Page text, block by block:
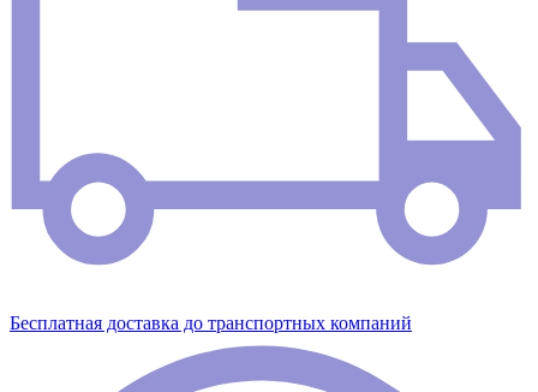
Бесплатная доставка до транспортных компаний